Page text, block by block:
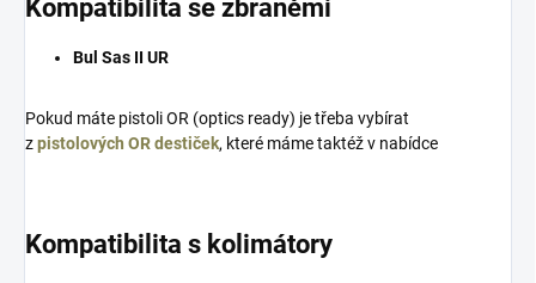
Kompatibilita se zbraněmi
Bul Sas II UR
Pokud máte pistoli OR (optics ready) je třeba vybírat
zpistolových OR destiček, které máme taktéž v nabídce
Kompatibilita s kolimátory